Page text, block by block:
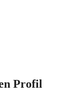
Profil